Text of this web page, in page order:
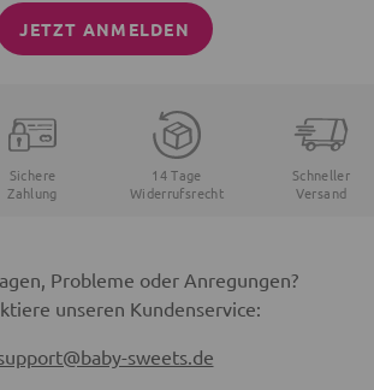
JETZT ANMELDEN
Sichere
Zahlung
14 Tage
Widerrufsrecht
Schneller
Versand
Probleme oder Anregungen?
unseren Kundenservice:
sweets.de